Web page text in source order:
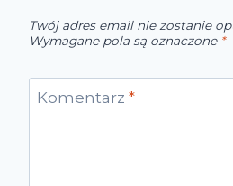
Twój adres email nie zostanie
Wymagane pola są oznaczone *
Komentarz *